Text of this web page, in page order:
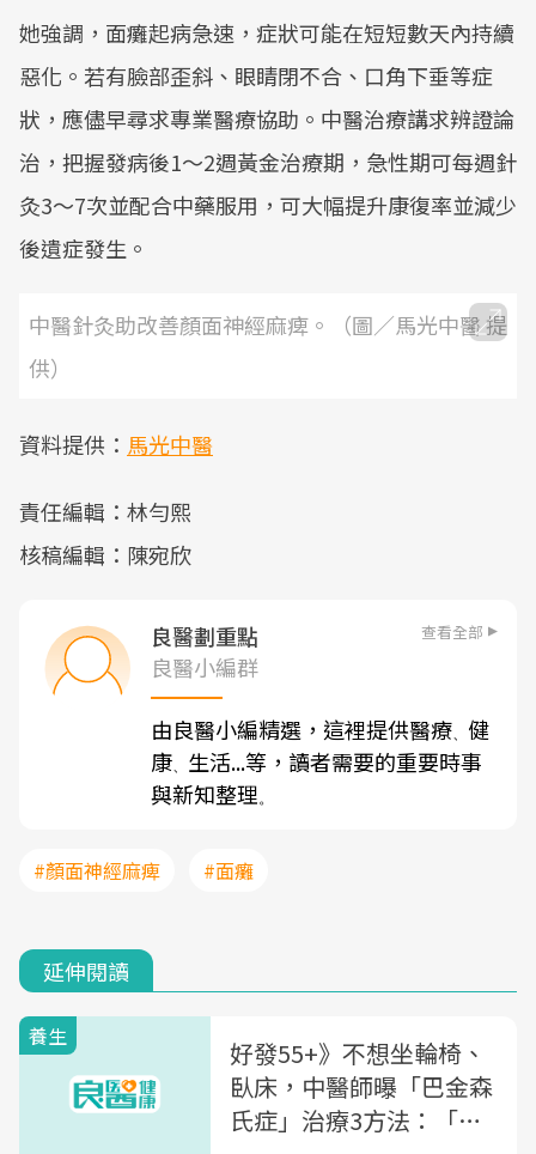
她強調，面癱起病急速，症狀可能在短短數天內持續
惡化。若有臉部歪斜、眼睛閉不合、口角下垂等症
狀，應儘早尋求專業醫療協助。中醫治療講求辨證論
治，把握發病後1～2週黃金治療期，急性期可每週針
灸3～7次並配合中藥服用，可大幅提升康復率並減少
後遺症發生。
中醫針灸助改善顏面神經麻痺。（圖／馬光中醫 提
供）
資料提供： 馬光中醫
責任編輯：林勻熙
核稿編輯：陳宛欣
良醫劃重點 查看全部
良醫小編群
由良醫小編精選，這裡提供醫療、 健
康、 生活...等，讀者需要的重要時事
與新知整理。
#顏面神經麻痺 #面癱
延伸閱讀
養生
好發55+》不想坐輪椅、
臥床，中醫師曝「巴金森
氏症」治療3方法：「這